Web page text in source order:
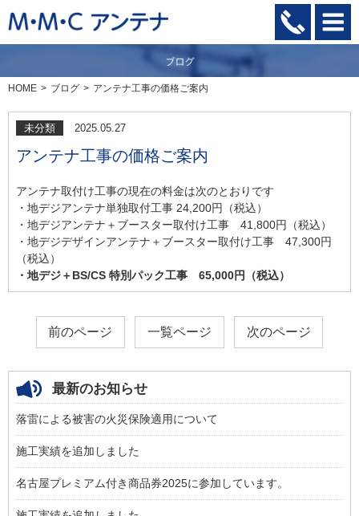
HOME ブログ アンテナ工事の価格ご案内
未分類 2025.05.27
アンテナ工事の価格ご案内
アンテナ取付け工事の現在の料金は次のとおりです
・地デジアンテナ単独取付工事 24,200円（税込）
・地デジアンテナ＋ブースター取付け工事 41,800円（税込）
・地デジデザインアンテナ＋ブースター取付け工事 47,300円
（税込）
・地デジ＋BS/CS 特別パック工事 65,000円（税込）
前のページ 一覧ページ 次のページ
最新のお知らせ
落雷による被害の火災保険適用について
施工実績を追加しました
名古屋プレミアム付き商品券2025に参加しています。